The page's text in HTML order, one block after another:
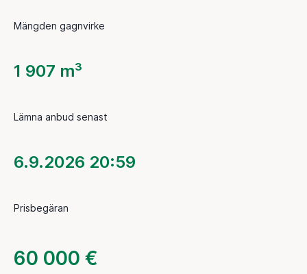
Mängden gagnvirke
1 907 m³
Lämna anbud senast
6.9.2026 20:59
Prisbegäran
60 000 €